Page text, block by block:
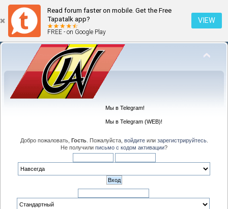
Read forum faster on mobile. Get the Free
Tapatalk app?
FREE - on Google Play
VIEW
Мы в Telegram!
Мы в Telegram (WEB)!
Добро пожаловать, Гость. Пожалуйста, войдитеили зарегистрируйтесь.
Не получили письмо с кодом активации?